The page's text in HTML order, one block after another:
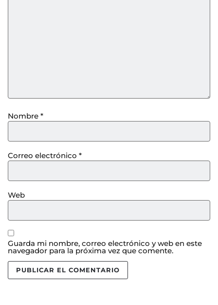
Nombre *
Correo electrónico *
Web
Guarda mi nombre, correo electrónico y web en este
navegador para la próxima vez que comente.